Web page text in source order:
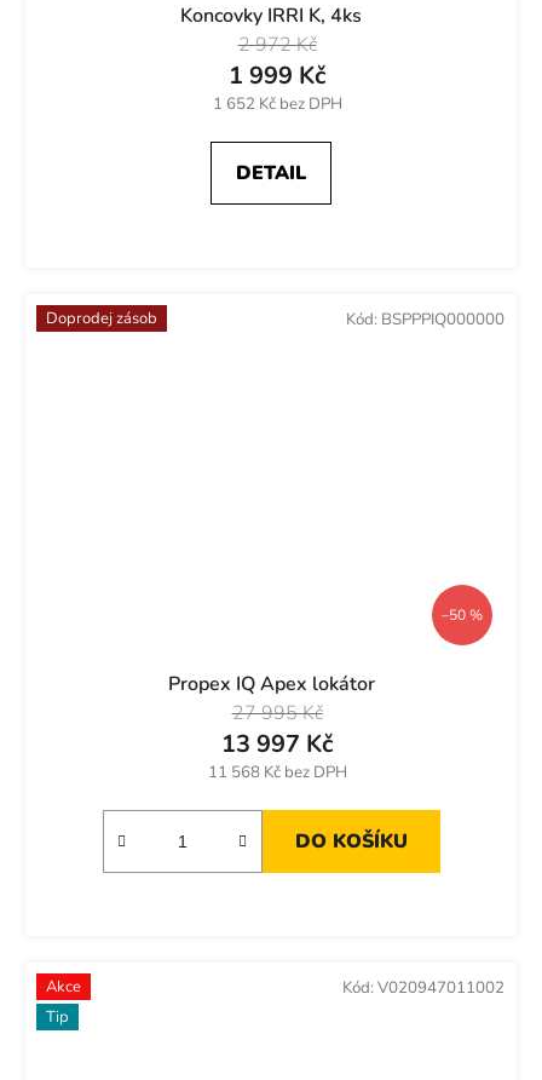
Koncovky IRRI K, 4ks
1 652 Kč bez DPH
1 999 Kč
2 972 Kč
DETAIL
Doprodej zásob
–50 %
Propex IQ Apex lokátor
11 568 Kč bez DPH
13 997 Kč
27 995 Kč
DO KOŠÍKU
Kód: BSPPPIQ000000
Akce
Tip
Kód: V020947011002